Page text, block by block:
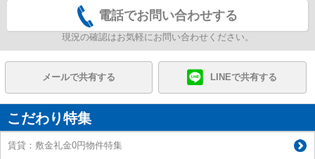
電話でお問い合わせする
現況の確認はお気軽にお問い合わせください。
メールで共有する LINEで共有する
こだわり特集
賃貸：敷金礼金0円物件特集